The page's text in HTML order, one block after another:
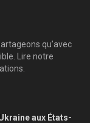
qu’avec
Lire notre
aux États-